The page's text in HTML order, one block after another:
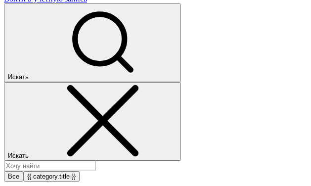
Искать
Искать
Все {{ category.title }}